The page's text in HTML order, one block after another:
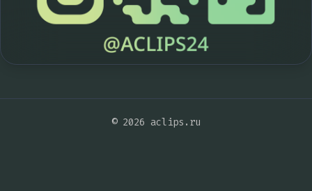
© 2026 aclips.ru